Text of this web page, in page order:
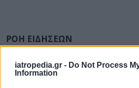
iatropedia.gr - Do Not Process
Information
ΡΟΗ ΕΙΔΗΣΕΩΝ